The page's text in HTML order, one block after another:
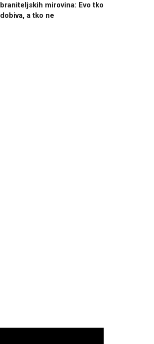
braniteljskih mirovina: Evo tko
dobiva, a tko ne